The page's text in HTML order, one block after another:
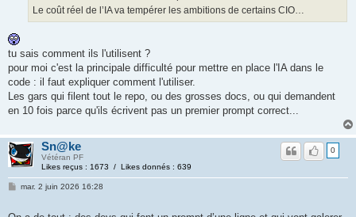
Le coût réel de l’IA va tempérer les ambitions de certains CIO…
tu sais comment ils l'utilisent ?
pour moi c'est la principale difficulté pour mettre en place l'IA dans le
code : il faut expliquer comment l'utiliser.
Les gars qui filent tout le repo, ou des grosses docs, ou qui demandent
en 10 fois parce qu'ils écrivent pas un premier prompt correct...
Sn@ke
Vétéran PF
Likes reçus : 1673 / Likes donnés : 639
0
mar. 2 juin 2026 16:28